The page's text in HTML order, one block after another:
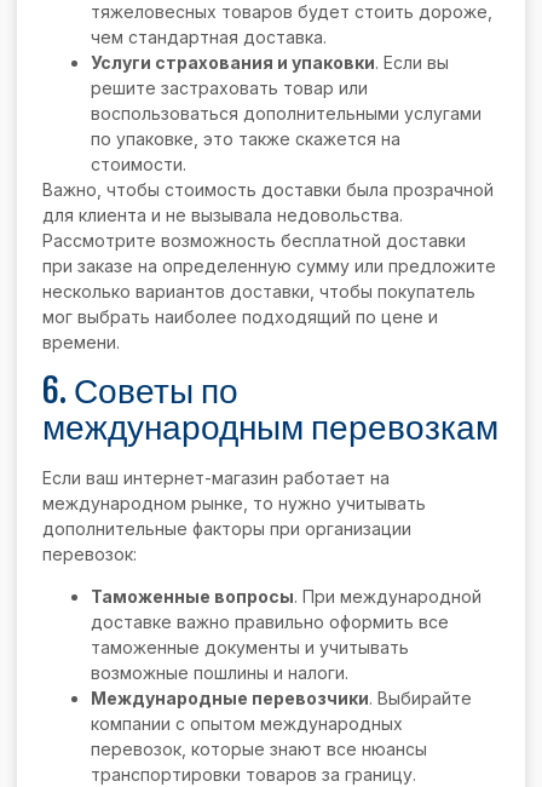
тяжеловесных товаров будет стоить дороже,
чем стандартная доставка.
Услуги страхования и упаковки. Если вы
решите застраховать товар или
воспользоваться дополнительными услугами
по упаковке, это также скажется на
стоимости.
Важно, чтобы стоимость доставки была прозрачной
для клиента и не вызывала недовольства.
Рассмотрите возможность бесплатной доставки
при заказе на определенную сумму или предложите
несколько вариантов доставки, чтобы покупатель
мог выбрать наиболее подходящий по цене и
времени.
6. Советы по
международным перевозкам
Если ваш интернет-магазин работает на
международном рынке, то нужно учитывать
дополнительные факторы при организации
перевозок:
Таможенные вопросы. При международной
доставке важно правильно оформить все
таможенные документы и учитывать
возможные пошлины и налоги.
Международные перевозчики. Выбирайте
компании с опытом международных
перевозок, которые знают все нюансы
транспортировки товаров за границу.